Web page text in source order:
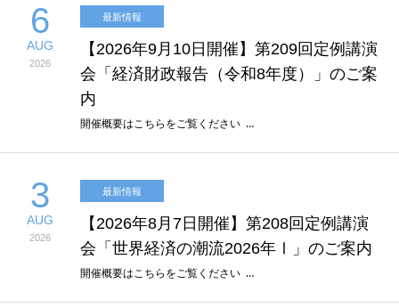
6
AUG
2026
最新情報
【2026年9月10日開催】第209回定例講演
会「経済財政報告（令和8年度）」のご案
内
開催概要はこちらをご覧ください …
3
AUG
2026
最新情報
【2026年8月7日開催】第208回定例講演
会「世界経済の潮流2026年Ⅰ」のご案内
開催概要はこちらをご覧ください …